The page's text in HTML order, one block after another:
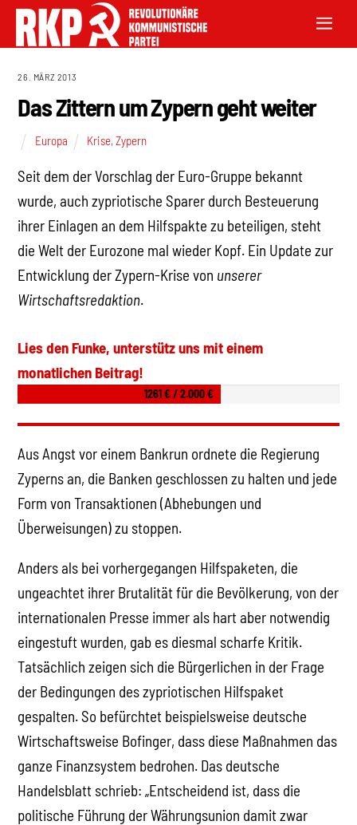
26. MÄRZ 2013
Das Zittern um Zypern geht weiter
Europa Krise,Zypern
Seit dem der Vorschlag der Euro-Gruppe bekannt
wurde, auch zypriotische Sparer durch Besteuerung
ihrer Einlagen an dem Hilfspakte zu beteiligen, steht
die Welt der Eurozone mal wieder Kopf. Ein Update zur
Entwicklung der Zypern-Krise von unserer
Wirtschaftsredaktion.
Lies den Funke, unterstütz uns mit einem
monatlichen Beitrag!
1261 € / 2.000 €
Aus Angst vor einem Bankrun ordnete die Regierung
Zyperns an, die Banken geschlossen zu halten und jede
Form von Transaktionen (Abhebungen und
Überweisungen) zu stoppen.
Anders als bei vorhergegangen Hilfspaketen, die
ungeachtet ihrer Brutalität für die Bevölkerung, von der
internationalen Presse immer als hart aber notwendig
eingestuft wurden, gab es diesmal scharfe Kritik.
Tatsächlich zeigen sich die Bürgerlichen in der Frage
der Bedingungen des zypriotischen Hilfspaket
gespalten. So befürchtet beispielsweise deutsche
Wirtschaftsweise Bofinger, dass diese Maßnahmen das
ganze Finanzsystem bedrohen. Das deutsche
Handelsblatt schrieb: „Entscheidend ist, dass die
politische Führung der Währungsunion damit zwar